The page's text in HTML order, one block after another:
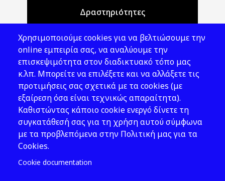
Δραστηριότητες
Νομοθεσία
Εκδόσεις
Νέα - Εκδηλώσεις
Ακολουθήστε μας
Χρησιμοποιούμε cookies για να βελτιώσουμε την
online εμπειρία σας, να αναλύουμε την
επισκεψιμότητα στον διαδικτυακό τόπο μας
κ.λπ. Μπορείτε να επιλέξετε και να αλλάξετε τις
προτιμήσεις σας σχετικά με τα cookies (με
εξαίρεση όσα είναι τεχνικώς απαραίτητα).
Καθιστώντας κάποιο cookie ενεργό δίνετε τη
συγκατάθεσή σας για τη χρήση αυτού σύμφωνα
με τα προβλεπόμενα στην Πολιτική μας για τα
Cookies.
Cookie documentation